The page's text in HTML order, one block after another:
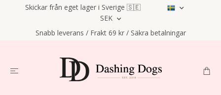
Skickar från eget lager i Sverige 🇸🇪
SEK
Snabb leverans / Frakt 69 kr / Säkra betalningar